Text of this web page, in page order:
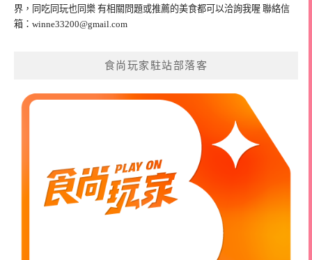
界，同吃同玩也同樂 有相關問題或推薦的美食都可以洽詢我喔 聯絡信
箱： winne33200@gmail.com
食尚玩家駐站部落客